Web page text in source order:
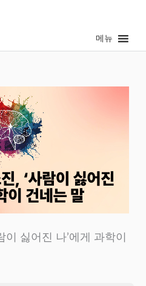
메뉴
이 싫어진 나’에게 과학이